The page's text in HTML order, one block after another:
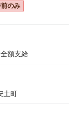
のみ
額支給
土町